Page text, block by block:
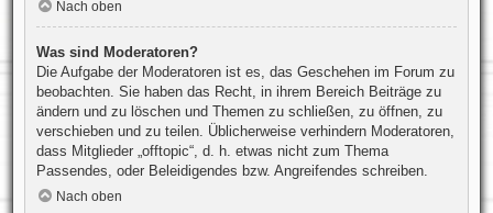
Nach oben
Was sind Moderatoren?
Die Aufgabe der Moderatoren ist es, das Geschehen im Forum zu
beobachten. Sie haben das Recht, in ihrem Bereich Beiträge zu
ändern und zu löschen und Themen zu schließen, zu öffnen, zu
verschieben und zu teilen. Üblicherweise verhindern Moderatoren,
dass Mitglieder „offtopic“, d. h. etwas nicht zum Thema
Passendes, oder Beleidigendes bzw. Angreifendes schreiben.
Nach oben